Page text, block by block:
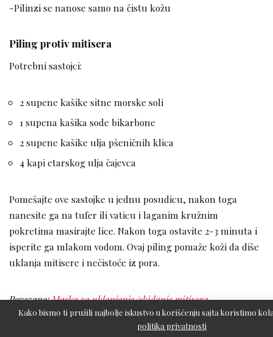
-Pilinzi se nanose samo na čistu kožu
Piling protiv mitisera
Potrebni sastojci:
2 supene kašike sitne morske soli
1 supena kašika sode bikarbone
2 supene kašike ulja pšeničnih klica
4 kapi etarskog ulja čajevca
Pomešajte ove sastojke u jednu posudicu, nakon toga
nanesite ga na tufer ili vaticu i laganim kružnim
pokretima masirajte lice. Nakon toga ostavite 2-3 minuta i
isperite ga mlakom vodom. Ovaj piling pomaže koži da diše
uklanja mitisere i nečistoće iz pora.
Povezano:Maska za uklanjanje/skidanje mitisera.
Kako bismo ti pružili najbolje iskustvo u korišćenju sajta koristimo
politika privatnosti